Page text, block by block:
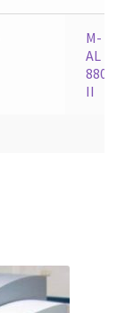
M-
AL
8800
II